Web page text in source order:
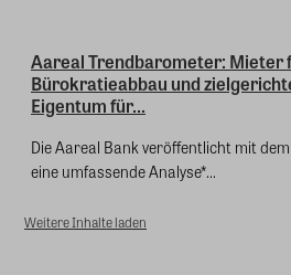
Aareal Trendbarometer: Mieter
Bürokratieabbau und
Eigentum für...
Die Aareal Bank veröffentlicht mit
eine umfassende Analyse*...
Weitere Inhalte laden